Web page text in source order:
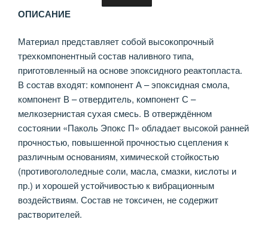
ОПИСАНИЕ
Материал представляет собой высокопрочный
трехкомпонентный состав наливного типа,
приготовленный на основе эпоксидного реактопласта.
В состав входят: компонент А – эпоксидная смола,
компонент В – отвердитель, компонент С –
мелкозернистая сухая смесь. В отверждённом
состоянии «Паколь Эпокс П» обладает высокой ранней
прочностью, повышенной прочностью сцепления к
различным основаниям, химической стойкостью
(противогололедные соли, масла, смазки, кислоты и
пр.) и хорошей устойчивостью к вибрационным
воздействиям. Состав не токсичен, не содержит
растворителей.